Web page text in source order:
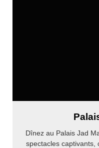
Dînez au Palais Jad
spectacles captivants,